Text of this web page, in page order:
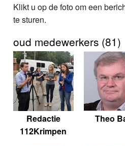
Foto's
Webcam
Info
Klikt u op de foto om een
te sturen.
oud medewerkers (81)
Redactie
112Krimpen
Theo